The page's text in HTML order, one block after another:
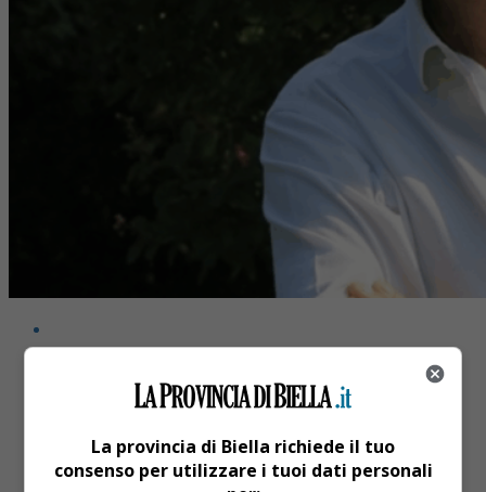
TweetLa provincia di Biella richiede il tuo
consenso per utilizzare i tuoi dati personali